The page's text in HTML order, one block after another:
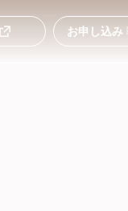
お申し込み